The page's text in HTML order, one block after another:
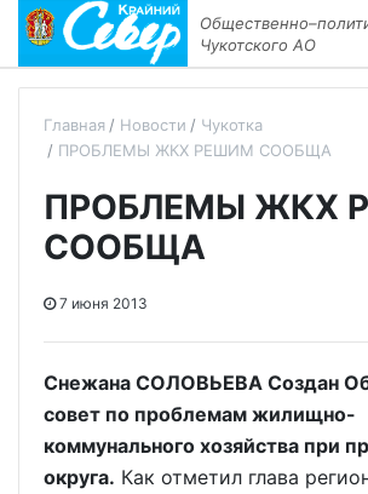
Чукотского АО
Главная Новости
Чукотка
ПРОБЛЕМЫ ЖКХ РЕШИМ СООБЩА
ПРОБЛЕМЫ ЖКХ
СООБЩА
7 июня 2013
Снежана СОЛОВЬЕВА Создан
совет по проблемам жилищно-
коммунального хозяйства при
округа. Как отметил глава